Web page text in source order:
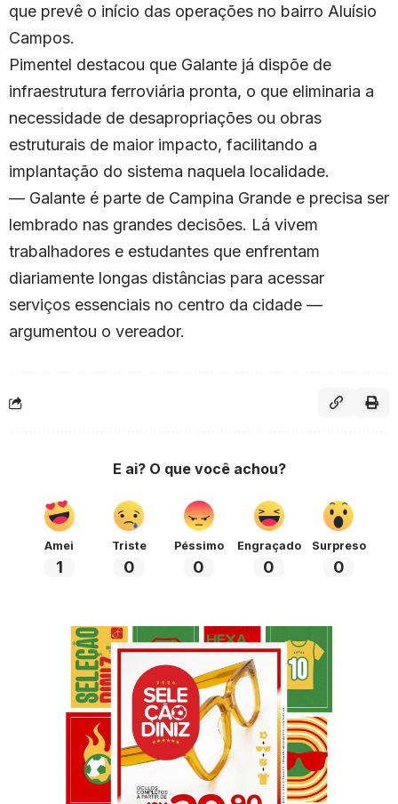
que prevê o início das operações no bairro Aluísio
Campos.
Pimentel destacou que Galante já dispõe de
infraestrutura ferroviária pronta, o que eliminaria a
necessidade de desapropriações ou obras
estruturais de maior impacto, facilitando a
implantação do sistema naquela localidade.
— Galante é parte de Campina Grande e precisa ser
lembrado nas grandes decisões. Lá vivem
trabalhadores e estudantes que enfrentam
diariamente longas distâncias para acessar
serviços essenciais no centro da cidade —
argumentou o vereador.
E ai? O que você achou?
Amei
1
Triste
0
Péssimo
0
Engraçado
0
Surpreso
0